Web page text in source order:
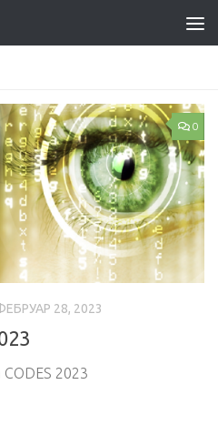
0
28, 2023
CODES 2023